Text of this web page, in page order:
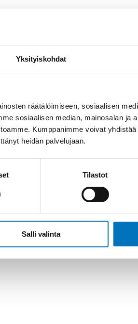
Yksityiskohdat
räätälöimiseen, sosiaalisen
sosiaalisen median, mainosalan ja
Kumppanimme voivat
heidän palvelujaan.
Tilastot
Salli valinta